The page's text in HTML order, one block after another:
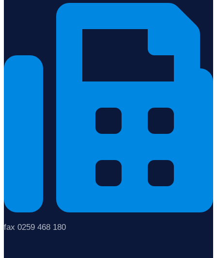
fax 0259 468 180